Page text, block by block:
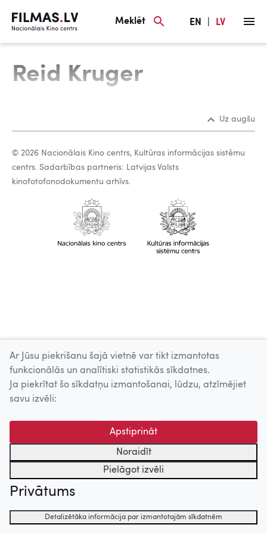
Meklēt EN LV
Reid Kruger
Uz augšu
© 2026 Nacionālais Kino centrs, Kultūras informācijas sistēmu
centrs. Sadarbības partneris: Latvijas Valsts
kinofotofonodokumentu arhīvs.
Ar Jūsu piekrišanu šajā vietnē var tikt izmantotas
funkcionālās un analītiski statistikās sīkdatnes.
Ja piekrītat šo sīkdatņu izmantošanai, lūdzu, atzīmējiet
savu izvēli:
Apstiprināt
Noraidīt
Pielāgot izvēli
Privātums
Detalizētāka informācija par izmantotajām sīkdatnēm